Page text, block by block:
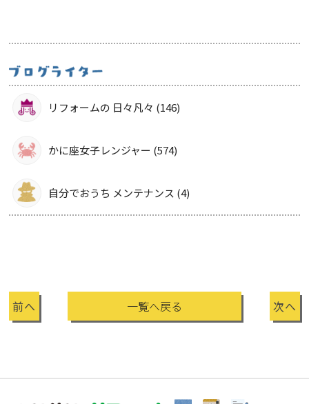
リフォームの 日々凡々 (146)
かに座女子レンジャー (574)
自分でおうち メンテナンス (4)
前へ 一覧へ戻る 次へ